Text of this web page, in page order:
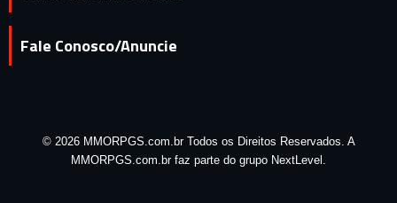
Fale Conosco/Anuncie
© 2026 MMORPGS.com.br Todos os Direitos Reservados. A
MMORPGS.com.br faz parte do grupo NextLevel.